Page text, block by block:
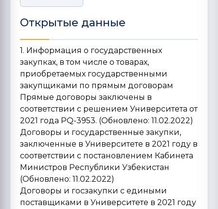
Открытые данные
1. Информация о государственных
закупках, в том числе о товарах,
приобретаемых государственными
закупщиками по прямым договорам
Прямые договоры заключены в
соответствии с решением Университета от
2021 года PQ-3953. (Обновлено: 11.02.2022)
Договоры и государственные закупки,
заключенные в Университете в 2021 году в
соответствии с постановлением Кабинета
Министров Республики Узбекистан
(Обновлено: 11.02.2022)
Договоры и госзакупки с едиными
поставщиками в Университете в 2021 году